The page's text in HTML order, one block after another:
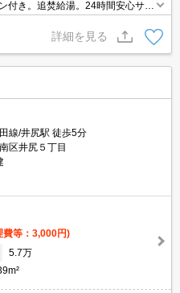
付き。追焚給湯。24時間安心サポ
詳細を見る
線/井尻駅 徒歩5分
区井尻５丁目
費等：3,000円)
5.7万